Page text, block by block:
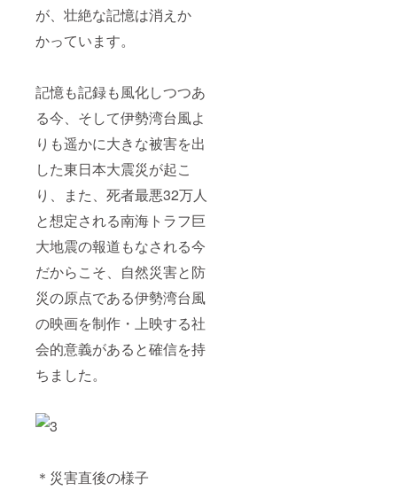
が、壮絶な記憶は消えか
かっています。
記憶も記録も風化しつつあ
る今、そして伊勢湾台風よ
りも遥かに大きな被害を出
した東日本大震災が起こ
り、また、死者最悪32万人
と想定される南海トラフ巨
大地震の報道もなされる今
だからこそ、自然災害と防
災の原点である伊勢湾台風
の映画を制作・上映する社
会的意義があると確信を持
ちました。
＊災害直後の様子